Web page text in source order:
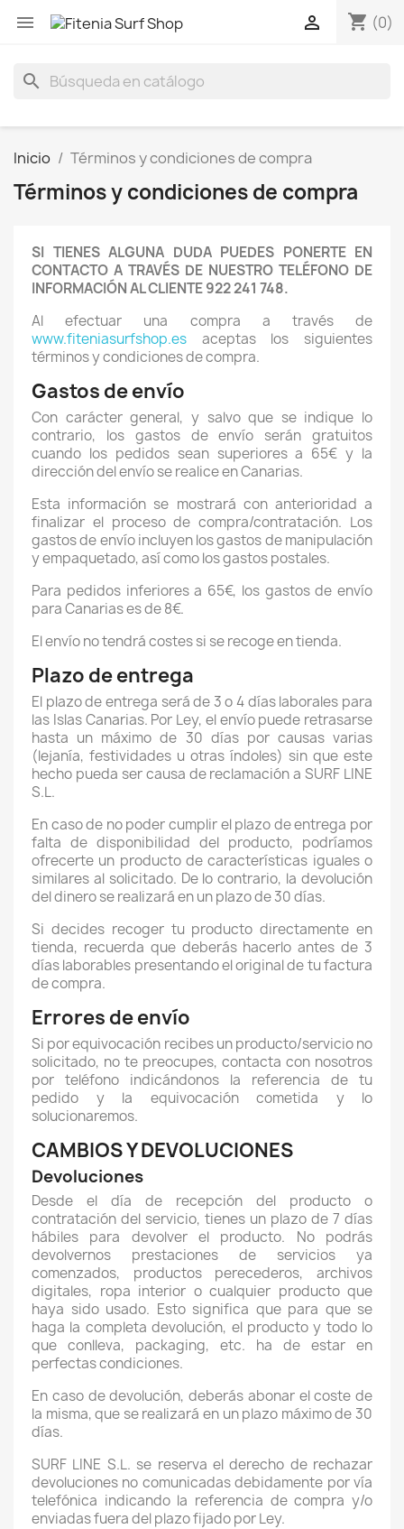
 shopping_cart (0)

search
Inicio Términos y condiciones de compra
Términos y condiciones de compra
SI TIENES ALGUNA DUDA PUEDES PONERTE EN
CONTACTO A TRAVÉS DE NUESTRO TELÉFONO DE
INFORMACIÓN AL CLIENTE 922 241 748.
Al efectuar una compra a través de
www.fiteniasurfshop.es aceptas los siguientes
términos y condiciones de compra.
Gastos de envío
Con carácter general, y salvo que se indique lo
contrario, los gastos de envío serán gratuitos
cuando los pedidos sean superiores a 65€ y la
dirección del envío se realice en Canarias.
Esta información se mostrará con anterioridad a
finalizar el proceso de compra/contratación. Los
gastos de envío incluyen los gastos de manipulación
y empaquetado, así como los gastos postales.
Para pedidos inferiores a 65€, los gastos de envío
para Canarias es de 8€.
El envío no tendrá costes si se recoge en tienda.
Plazo de entrega
El plazo de entrega será de 3 o 4 días laborales para
las Islas Canarias. Por Ley, el envío puede retrasarse
hasta un máximo de 30 días por causas varias
(lejanía, festividades u otras índoles) sin que este
hecho pueda ser causa de reclamación a SURF LINE
S.L.
En caso de no poder cumplir el plazo de entrega por
falta de disponibilidad del producto, podríamos
ofrecerte un producto de características iguales o
similares al solicitado. De lo contrario, la devolución
del dinero se realizará en un plazo de 30 días.
Si decides recoger tu producto directamente en
tienda, recuerda que deberás hacerlo antes de 3
días laborables presentando el original de tu factura
de compra.
Errores de envío
Si por equivocación recibes un producto/servicio no
solicitado, no te preocupes, contacta con nosotros
por teléfono indicándonos la referencia de tu
pedido y la equivocación cometida y lo
solucionaremos.
CAMBIOS Y DEVOLUCIONES
Devoluciones
Desde el día de recepción del producto o
contratación del servicio, tienes un plazo de 7 días
hábiles para devolver el producto. No podrás
devolvernos prestaciones de servicios ya
comenzados, productos perecederos, archivos
digitales, ropa interior o cualquier producto que
haya sido usado. Esto significa que para que se
haga la completa devolución, el producto y todo lo
que conlleva, packaging, etc. ha de estar en
perfectas condiciones.
En caso de devolución, deberás abonar el coste de
la misma, que se realizará en un plazo máximo de 30
días.
SURF LINE S.L. se reserva el derecho de rechazar
devoluciones no comunicadas debidamente por vía
telefónica indicando la referencia de compra y/o
enviadas fuera del plazo fijado por Ley.